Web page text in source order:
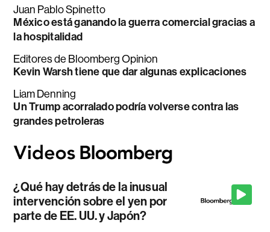
Juan Pablo Spinetto
México está ganando la guerra comercial gracias a
la hospitalidad
Editores de Bloomberg Opinion
Kevin Warsh tiene que dar algunas explicaciones
Liam Denning
Un Trump acorralado podría volverse contra las
grandes petroleras
¿Qué hay detrás de la inusual
intervención sobre el yen por
parte de EE. UU. y Japón?